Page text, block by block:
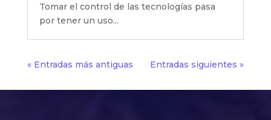
Tomar el control de las tecnologías pasa
por tener un uso...
« Entradas más antiguas Entradas siguientes »